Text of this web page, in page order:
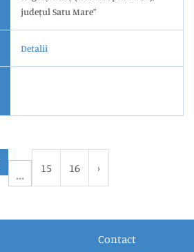
județul Satu Mare”
Detalii
15 16 ›
Contact